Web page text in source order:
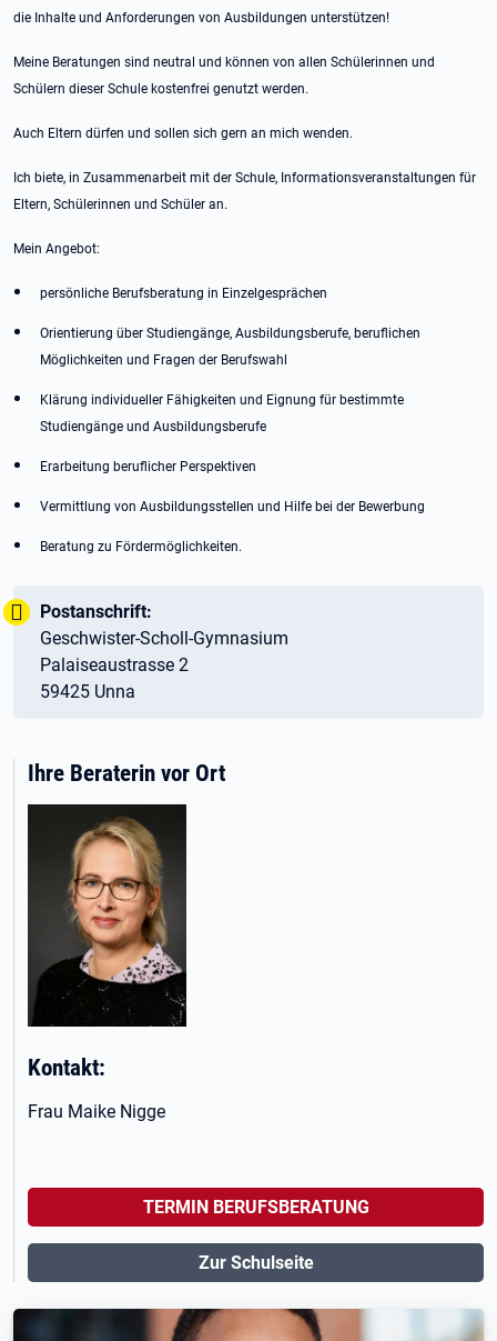
die Inhalte und Anforderungen von Ausbildungen unterstützen!
Meine Beratungen sind neutral und können von allen Schülerinnen und
Schülern dieser Schule kostenfrei genutzt werden.
Auch Eltern dürfen und sollen sich gern an mich wenden.
Ich biete, in Zusammenarbeit mit der Schule, Informationsveranstaltungen für
Eltern, Schülerinnen und Schüler an.
Mein Angebot:
persönliche Berufsberatung in Einzelgesprächen
Orientierung über Studiengänge, Ausbildungsberufe, beruflichen
Möglichkeiten und Fragen der Berufswahl
Klärung individueller Fähigkeiten und Eignung für bestimmte
Studiengänge und Ausbildungsberufe
Erarbeitung beruflicher Perspektiven
Vermittlung von Ausbildungsstellen und Hilfe bei der Bewerbung
Beratung zu Fördermöglichkeiten.
Wichtig:
Tipp:
Postanschrift:
Geschwister-Scholl-Gymnasium
Palaiseaustrasse 2
59425 Unna
Ihre Beraterin vor Ort
Kontakt:
Frau Maike Nigge
TERMIN BERUFSBERATUNG
Zur Schulseite